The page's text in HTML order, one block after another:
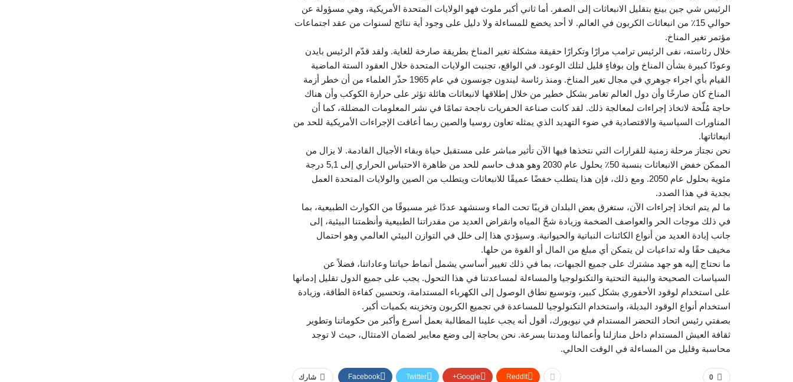
الرئيس شي جين بينغ بتقليل الانبعاثات إلى الصفر. أما ثاني أكبر ملوث فهو الولايات المتحدة الأمريكية، وهي مسؤولة عن
حوالي 15٪ من انبعاثات الكربون في العالم. لا أحد يخضع للمساءلة ولا دليل على وجود أية نتائج لسنوات من عقد اجتماعات
مؤتمر تغير المناخ.
خلال رئاسته، نفى الرئيس ترامب مرارًا وتكرارًا حقيقة مشكلة تغير المناخ بطريقة صارخة للغاية. ولقد قدّم الرئيس بايدن
وعودًا كبيرة بشأن المناخ وإن بوفاءٍ قليل لتلك الوعود. في الواقع، تجنبت الولايات المتحدة خلال العقود الستة الماضية
القيام بأي اجراء جوهري في مجال تغير المناخ. ومنذ رئاسة ليندون جونسون في عام 1965 حذّر العلماء من أن خطر أزمة
المناخ كان صارخًا وأن دول العالم تغامر بشكل خطير من خلال إطلاقها لانبعاثات هائلة تؤثر على حرارة الكوكب وأن هناك
حاجة مُلّحة لاتخاذ إجراءات لمعالجة ذلك. لقد كانت صناعة الحفريات ناجحة تمامًا في نشر المعلومات المضللة، كما أن
المناورات السياسية والاقتصادية في ضوء التهديد الذي يمثله تعاون روسيا والصين ربما أعاقت الإجراءات الأمريكية للحد من
انبعاثاتها.
نحن نجتاز مرحلة زمنية للقرارات التي نتخذها فيها الآن تأثير مباشر على مستقبل حياة وبقاء الأجيال القادمة. لا يزال من
الممكن خفض الانبعاثات بنسبة 50٪ بحلول عام 2030 وهو هدف حاسم للحد من ظاهرة الاحتباس الحراري إلى 5,1 درجة
مئوية بحلول عام 2050. ومع ذلك، فإن هذا يتطلب خفضًا عميقًا للانبعاثات ويتطلب من الصين والولايات المتحدة العمل
بجدية في هذا الصدد.
ما لم يتم اتخاذ إجراءات الآن، ستغرق بعض البلدان قريبًا تحت الماء وسنشهد عددًا غير مسبوقًا من الكوارث الطبيعية، بما
في ذلك موجات الحر والعواصف الضخمة وزيادة شحّ المياه وانقراض العديد من مقدراتنا الطبيعية وأنظمتنا البيئية، إلى
جانب إبادة العديد من أنواع الكائنات النباتية والحيوانية. وسيؤدي هذا إلى خلل في التوازن البيئي العالمي وهو احتمال
مخيف حقًا وله تداعيات لن يتمكن أي مبلغ من المال أو القوة من حلها.
ما نحتاج إليه هو جهد مشترك على جميع الجبهات، بما في ذلك تغيير أساسي يشمل أنماط حياتنا وعاداتنا، فضلاً عن
السياسات الصحيحة والبنية التحتية والتكنولوجيا والمساءلة لمساعدتنا في هذا التحول. يجب على جميع الدول تقليل إدمانها
على استخدام لوقود الأحفوري بشكل كبير، وتوسيع نطاق الوصول إلى الكهرباء المستدامة، وتحسين كفاءة الطاقة، وزيادة
استخدام أنواع الوقود البديلة، واستخدام التكنولوجيا للمساعدة في تجميع الكربون وتخزينه بكميات أكبر.
بصفتي رئيس اتحاد التحضر المستدام في نيويورك، أقول أنه يجب علينا المطالبة بعمل أسرع وأكبر من حكوماتنا وتطوير
ثقافة العيش المستدام داخل منازلنا وأعمالنا ومدننا بسرعة. نحن بحاجة إلى وضع معايير لضمان الامتثال، حيث لا توجد
محاسبة وقليل من المساءلة في الوقت الحالي.
0 شارك Facebook Twitter Google+ ReddIt